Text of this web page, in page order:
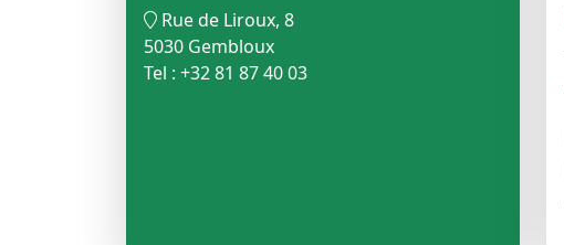
Rue de Liroux, 8
5030 Gembloux
Tel : +32 81 87 40 03